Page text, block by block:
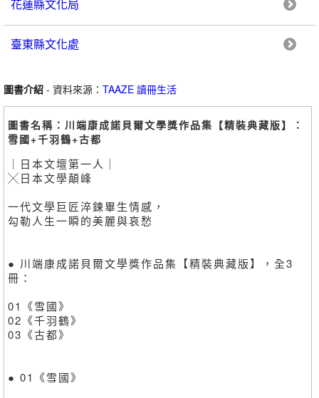
花蓮縣文化局
臺東縣文化處
圖書介紹 - 資料來源： TAAZE 讀冊生活
圖書名稱：川端康成諾貝爾文學獎作品集【精裝典藏版】：
雪國+千羽鶴+古都
｜日本文壇第一人｜
╳日本文學顛峰
一代文學巨匠淬鍊畢生情感，
勾勒人生一瞬的美麗與哀愁
● 川端康成諾貝爾文學獎作品集【精裝典藏版】，全3
冊：
01《雪國》
02《千羽鶴》
03《古都》
● 01《雪國》